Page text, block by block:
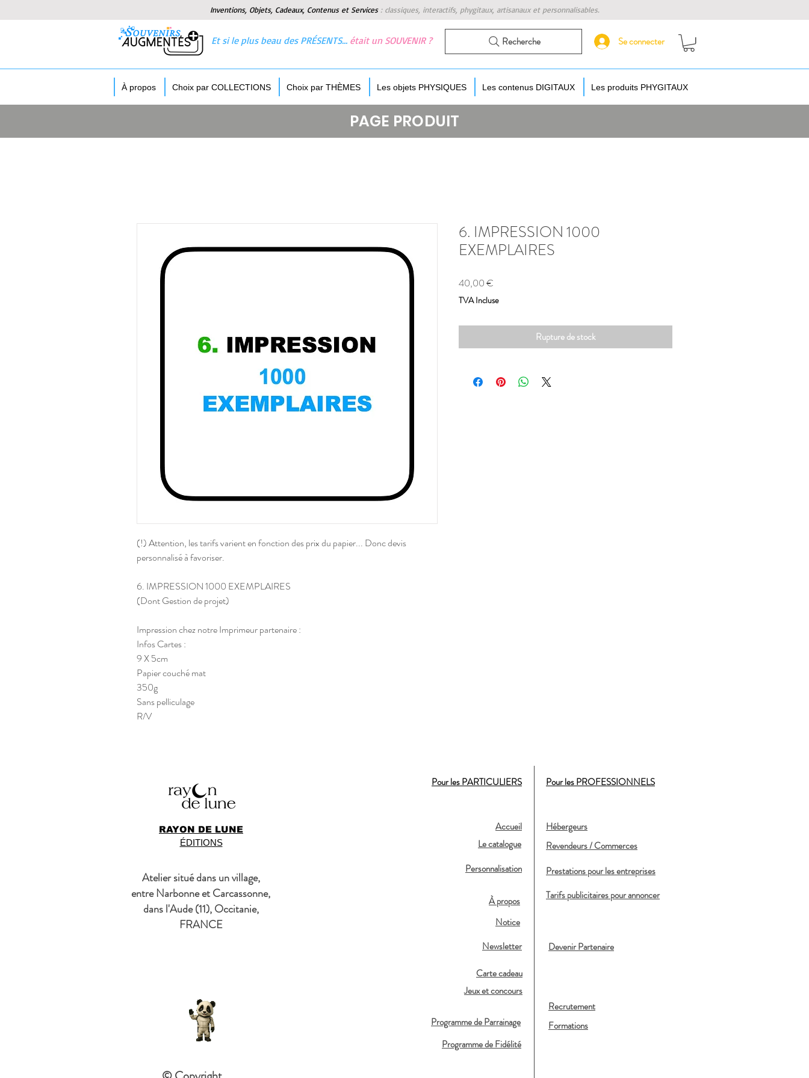
Inventions, Objets, Cadeaux, Contenus et Services : classiques, interactifs, phygitaux, artisanaux et personnalisables.
Et si le plus beau des PRÉSENTS… était un SOUVENIR ? Recherche Se connecter
À propos Choix par COLLECTIONS Choix par THÈMES Les objets PHYSIQUES Les contenus DIGITAUX Les produits PHYGITAUX
PAGE PRODUIT
(!) Attention, les tarifs varient en fonction des prix du papier... Donc devis
personnalisé à favoriser.
6. IMPRESSION 1000 EXEMPLAIRES
(Dont Gestion de projet)
Impression chez notre Imprimeur partenaire :
Infos Cartes :
9 X 5cm
Papier couché mat
350g
Sans pelliculage
R/V
6. IMPRESSION 1000
EXEMPLAIRES
40,00 €
TVA Incluse
Rupture de stock
RAYON DE LUNE
ÉDITIONS
Pour les PARTICULIERS Pour les PROFESSIONNELS
Accueil
Le catalogue
Hébergeurs
Revendeurs / Commerces
Atelier situé dans un village,
entre Narbonne et Carcassonne,
dans l'Aude (11), Occitanie,
FRANCE
Personnalisation
À propos
Prestations pour les entreprises
Tarifs publicitaires pour annoncer
Notice
Newsletter
Devenir Partenaire
Carte cadeau
Jeux et concours
Recrutement
Programme de Parrainage
Formations
Programme de Fidélité